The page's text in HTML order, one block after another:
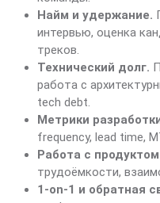
Найм и удержание.
интервью, оценка
треков.
Технический долг.
работа с
tech debt.
Метрики
frequency, lead time,
Работа с
трудоёмкости,
1-on-1 и обратная